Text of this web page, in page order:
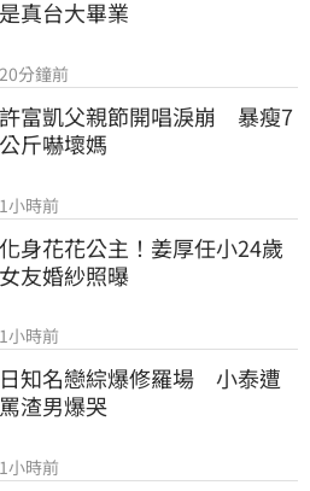
是真台大畢業
20分鐘前
許富凱父親節開唱淚崩　暴瘦7
公斤嚇壞媽
1小時前
化身花花公主！姜厚任小24歲
女友婚紗照曝
1小時前
日知名戀綜爆修羅場　小泰遭
罵渣男爆哭
1小時前